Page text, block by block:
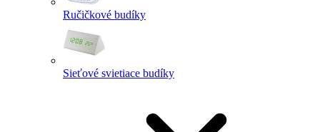
Ručičkové budíky
Sieťové svietiace budíky